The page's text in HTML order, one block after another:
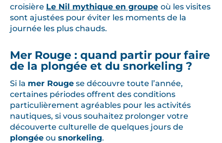
croisière Le Nil mythique en groupe où les visites
sont ajustées pour éviter les moments de la
journée les plus chauds.
Mer Rouge : quand partir pour faire
de la plongée et du snorkeling ?
Si la mer Rouge se découvre toute l’année,
certaines périodes offrent des conditions
particulièrement agréables pour les activités
nautiques, si vous souhaitez prolonger votre
découverte culturelle de quelques jours de
plongée ou snorkeling.